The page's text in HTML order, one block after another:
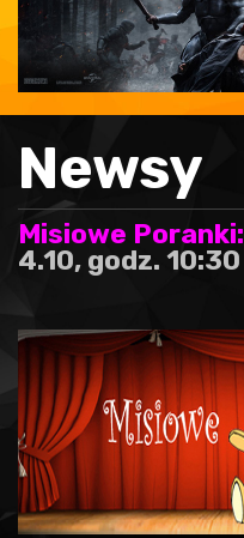
Newsy
Misiowe Poranki:
4.10, godz. 10:30